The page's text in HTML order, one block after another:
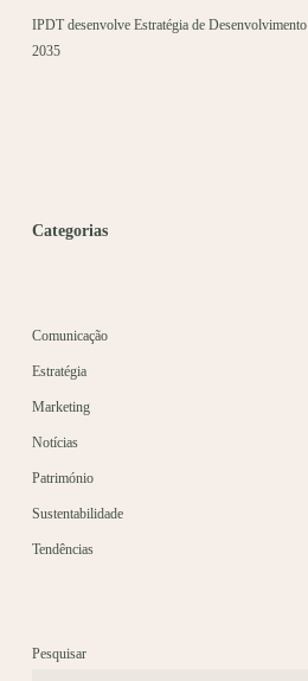
IPDT desenvolve Estratégia de
2035
Categorias
Comunicação
Estratégia
Marketing
Notícias
Património
Sustentabilidade
Tendências
Pesquisar